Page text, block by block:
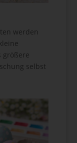
werden
größere
selbst